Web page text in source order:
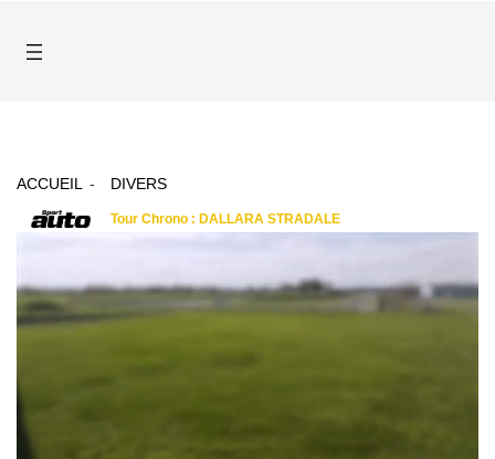
ACCUEIL DIVERS